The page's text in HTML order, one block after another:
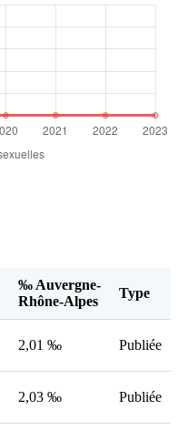
‰ Auvergne-
Rhône-Alpes
Type
2,01 ‰ Publiée
2,03 ‰ Publiée